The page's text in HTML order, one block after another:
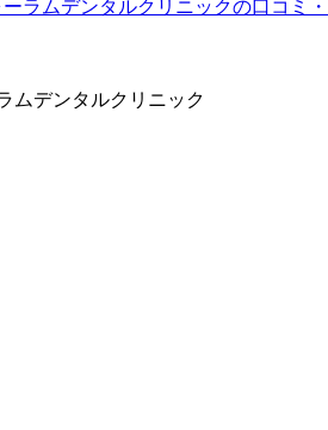
ムデンタルクリニック